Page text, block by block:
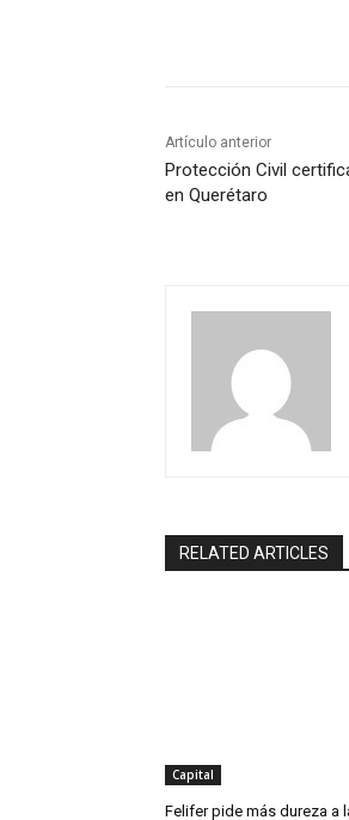
Artículo anterior
Protección Civil
en Querétaro
RELATED ARTICLES
Capital
Felifer pide más dureza a